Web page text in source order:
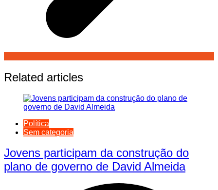
Related articles
Política
Sem categoria
Jovens participam da construção do
plano de governo de David Almeida